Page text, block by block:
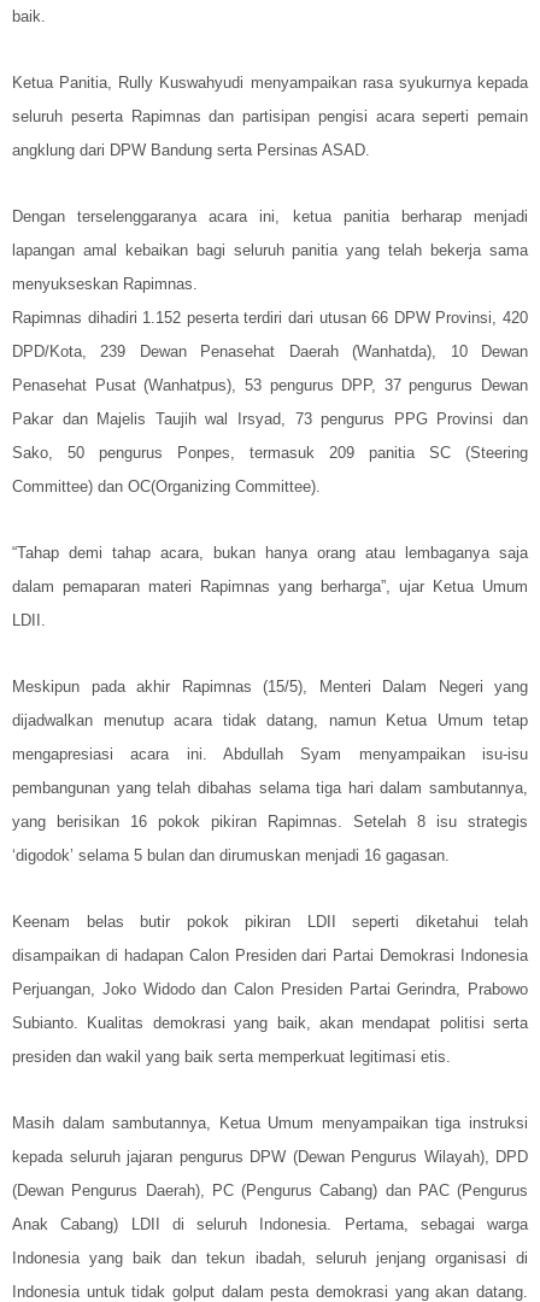
baik.
Ketua Panitia, Rully Kuswahyudi menyampaikan rasa syukurnya kepada
seluruh peserta Rapimnas dan partisipan pengisi acara seperti pemain
angklung dari DPW Bandung serta Persinas ASAD.
Dengan terselenggaranya acara ini, ketua panitia berharap menjadi
lapangan amal kebaikan bagi seluruh panitia yang telah bekerja sama
menyukseskan Rapimnas.
Rapimnas dihadiri 1.152 peserta terdiri dari utusan 66 DPW Provinsi, 420
DPD/Kota, 239 Dewan Penasehat Daerah (Wanhatda), 10 Dewan
Penasehat Pusat (Wanhatpus), 53 pengurus DPP, 37 pengurus Dewan
Pakar dan Majelis Taujih wal Irsyad, 73 pengurus PPG Provinsi dan
Sako, 50 pengurus Ponpes, termasuk 209 panitia SC (Steering
Committee) dan OC(Organizing Committee).
“Tahap demi tahap acara, bukan hanya orang atau lembaganya saja
dalam pemaparan materi Rapimnas yang berharga”, ujar Ketua Umum
LDII.
Meskipun pada akhir Rapimnas (15/5), Menteri Dalam Negeri yang
dijadwalkan menutup acara tidak datang, namun Ketua Umum tetap
mengapresiasi acara ini. Abdullah Syam menyampaikan isu-isu
pembangunan yang telah dibahas selama tiga hari dalam sambutannya,
yang berisikan 16 pokok pikiran Rapimnas. Setelah 8 isu strategis
‘digodok’ selama 5 bulan dan dirumuskan menjadi 16 gagasan.
Keenam belas butir pokok pikiran LDII seperti diketahui telah
disampaikan di hadapan Calon Presiden dari Partai Demokrasi Indonesia
Perjuangan, Joko Widodo dan Calon Presiden Partai Gerindra, Prabowo
Subianto. Kualitas demokrasi yang baik, akan mendapat politisi serta
presiden dan wakil yang baik serta memperkuat legitimasi etis.
Masih dalam sambutannya, Ketua Umum menyampaikan tiga instruksi
kepada seluruh jajaran pengurus DPW (Dewan Pengurus Wilayah), DPD
(Dewan Pengurus Daerah), PC (Pengurus Cabang) dan PAC (Pengurus
Anak Cabang) LDII di seluruh Indonesia. Pertama, sebagai warga
Indonesia yang baik dan tekun ibadah, seluruh jenjang organisasi di
Indonesia untuk tidak golput dalam pesta demokrasi yang akan datang.